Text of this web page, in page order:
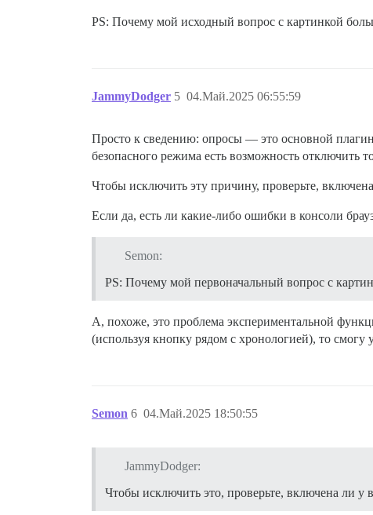
PS: Почему мой исходный вопрос с картинкой
JammyDodger 04.Май.2025 06:55:59
5
Просто к сведению: опросы — это основной
безопасного режима есть возможность отключить
Чтобы исключить эту причину, проверьте,
Если да, есть ли какие-либо ошибки в консоли
Semon:
PS: Почему мой первоначальный вопрос с
А, похоже, это проблема экспериментальной
(используя кнопку рядом с хронологией), то смогу
Semon 04.Май.2025 18:50:55
6
JammyDodger:
Чтобы исключить это, проверьте, включена ли у